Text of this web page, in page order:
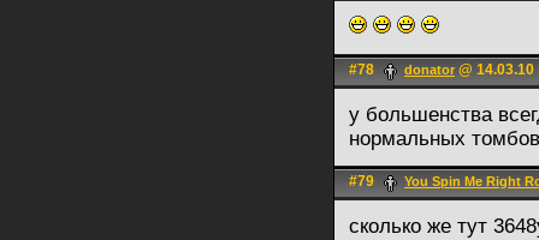
#78 donator @ 14.03.10
у большенства
нормальных
#79 You Spin Me Right
сколько же тут